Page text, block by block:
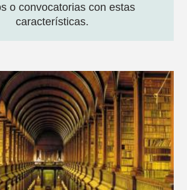
o convocatorias con estas
características.